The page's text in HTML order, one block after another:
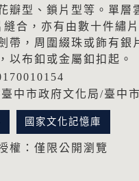
瓣型、鎖片型等。單層
縫合，亦有由數十件繡
帶，周圍綴珠或飾有銀
以布釦或金屬釦扣起。
中市政府文化局/臺中
國家文化記憶庫
權：僅限公開瀏覽